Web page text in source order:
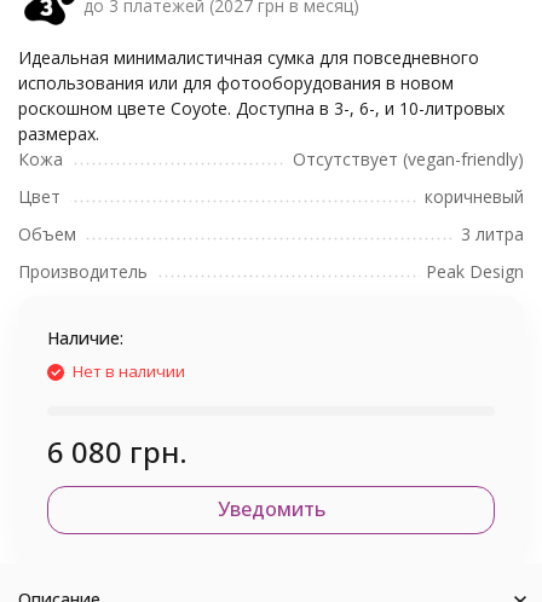
до 3 платежей (2027 грн в месяц)
Идеальная минималистичная сумка для повседневного
использования или для фотооборудования в новом
роскошном цвете Coyote. Доступна в 3-, 6-, и 10-литровых
размерах.
Кожа
Отсутствует (vegan-friendly)
Цвет
коричневый
Объем
3 литра
Производитель
Peak Design
Наличие:
Нет в наличии
6 080 грн.
Уведомить